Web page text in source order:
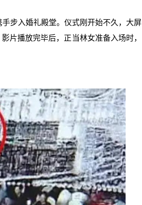
步入婚礼殿堂。仪式刚开始不久，大屏
片播放完毕后，正当林女准备入场时，